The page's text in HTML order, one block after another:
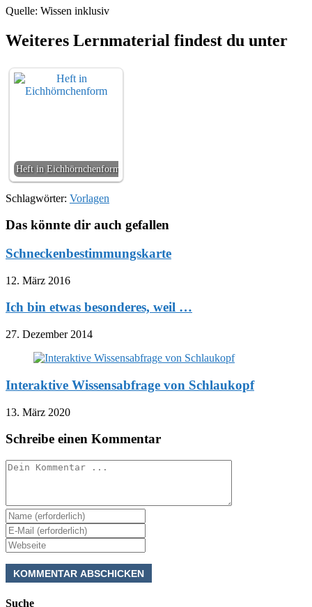
Quelle: Wissen inklusiv
Weiteres Lernmaterial findest du unter
Heft in Eichhörnchenform
Schlagwörter: Vorlagen
Das könnte dir auch gefallen
Schneckenbestimmungskarte
12. März 2016
Ich bin etwas besonderes, weil …
27. Dezember 2014
Interaktive Wissensabfrage von Schlaukopf
13. März 2020
Schreibe einen Kommentar
Kommentieren
Gib
deinen
Namen
oder
Benutzernamen
zum
ein
Gib
deine
E-
Mail-
Adresse
Kommentieren
Gib
deine
Website-
URL
Suche